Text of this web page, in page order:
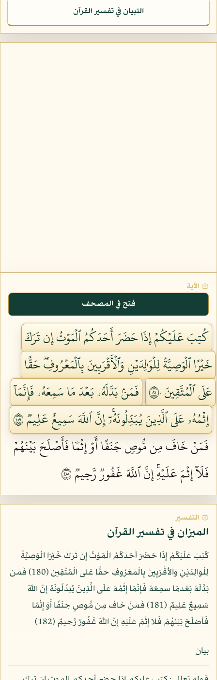
التبيان في تفسير القرآن
۞ الآية
فتح في المصحف
كُتِبَ عَلَيۡكُمۡ إِذَا حَضَرَ أَحَدَكُمُ ٱلۡمَوۡتُ إِن تَرَكَ
خَيۡرًا ٱلۡوَصِيَّةُ لِلۡوَٰلِدَيۡنِ وَٱلۡأَقۡرَبِينَ بِٱلۡمَعۡرُوفِۖ حَقًّا
عَلَى ٱلۡمُتَّقِينَ ١٨٠
فَمَنۢ بَدَّلَهُۥ بَعۡدَ مَا سَمِعَهُۥ فَإِنَّمَآ
إِثۡمُهُۥ عَلَى ٱلَّذِينَ يُبَدِّلُونَهُۥٓۚ إِنَّ ٱللَّهَ سَمِيعٌ عَلِيمٞ ١٨١
فَمَنۡ خَافَ مِن مُّوصٖ جَنَفًا أَوۡ إِثۡمٗا فَأَصۡلَحَ بَيۡنَهُمۡ
فَلَآ إِثۡمَ عَلَيۡهِۚ إِنَّ ٱللَّهَ غَفُورٞ رَّحِيمٞ ١٨٢
۞ التفسير
الميزان في تفسير القرآن
كُتِبَ عَلَيْكُمْ إِذَا حَضَرَ أَحَدَكُمُ الْمَوْتُ إِن تَرَكَ خَيْرًا الْوَصِيَّةُ
لِلْوَالِدَيْنِ وَالأقْرَبِينَ بِالْمَعْرُوفِ حَقًّا عَلَى الْمُتَّقِينَ (180) فَمَن
بَدَّلَهُ بَعْدَمَا سَمِعَهُ فَإِنَّمَا إِثْمُهُ عَلَى الَّذِينَ يُبَدِّلُونَهُ إِنَّ اللّهَ
سَمِيعٌ عَلِيمٌ (181) فَمَنْ خَافَ مِن مُّوصٍ جَنَفًا أَوْ إِثْمًا
فَأَصْلَحَ بَيْنَهُمْ فَلاَ إِثْمَ عَلَيْهِ إِنَّ اللّهَ غَفُورٌ رَّحِيمٌ (182)
بيان